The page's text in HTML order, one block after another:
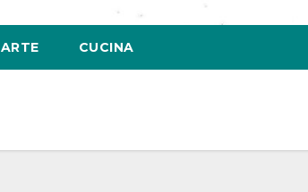
ARTE CUCINA